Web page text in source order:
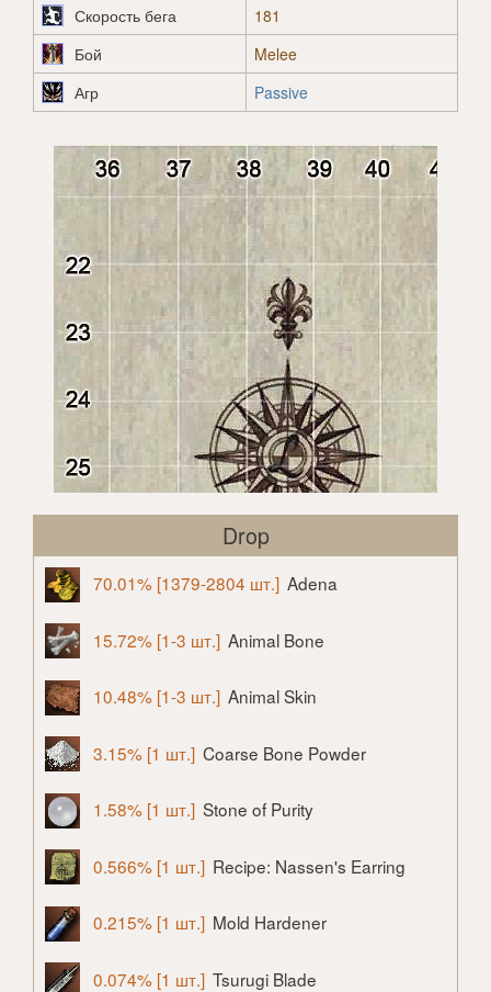
Скорость бега
181
Бой
Melee
Агр
Passive
Drop
70.01% [1379-2804 шт.] Adena
15.72% [1-3 шт.] Animal Bone
10.48% [1-3 шт.] Animal Skin
3.15% [1 шт.] Coarse Bone Powder
1.58% [1 шт.] Stone of Purity
0.566% [1 шт.] Recipe: Nassen's Earring
0.215% [1 шт.] Mold Hardener
0.074% [1 шт.] Tsurugi Blade